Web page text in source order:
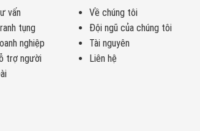
vấn
tụng
nghiệp
trợ người
Về chúng tôi
Đội ngũ của chúng tôi
Tài nguyên
Liên hệ